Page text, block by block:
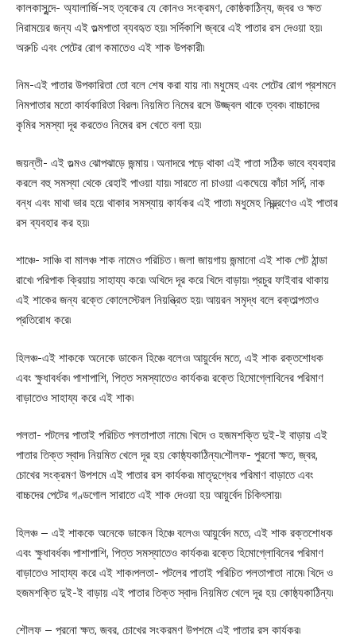
কালকাসুন্দে- অ্যালার্জি-সহ ত্বকের যে কোনও সংক্রমণ, কোষ্ঠকাঠিন্য, জ্বর ও ক্ষত
নিরাময়ের জন্য এই গুল্মপাতা ব্যবহৃত হয়৷ সর্দিকাশি জ্বরে এই পাতার রস দেওয়া হয়৷
অরুচি এবং পেটের রোগ কমাতেও এই শাক উপকারী৷
নিম-এই পাতার উপকারিতা তো বলে শেষ করা যায় না৷ মধুমেহ এবং পেটের রোগ প্রশমনে
নিমপাতার মতো কার্যকারিতা বিরল৷ নিয়মিত নিমের রসে উজ্জ্বল থাকে ত্বক৷ বাচ্চাদের
কৃমির সমস্যা দূর করতেও নিমের রস খেতে বলা হয়৷
জয়ন্তী- এই গুল্মও ঝোপঝাড়ে জন্মায় ৷ অনাদরে পড়ে থাকা এই পাতা সঠিক ভাবে ব্যবহার
করলে বহু সমস্যা থেকে রেহাই পাওয়া যায়৷ সারতে না চাওয়া একঘেয়ে কাঁচা সর্দি, নাক
বন্ধ এবং মাথা ভার হয়ে থাকার সমস্যায় কার্যকর এই পাতা৷ মধুমেহ নিয়্ন্ত্রণেও এই পাতার
রস ব্যবহার কর হয়৷
শাঞ্চে- সাঞ্চি বা মালঞ্চ শাক নামেও পরিচিত ৷ জলা জায়গায় জন্মানো এই শাক পেট ঠান্ডা
রাখে৷ পরিপাক ক্রিয়ায় সাহায্য করে৷ অখিদে দূর করে খিদে বাড়ায়৷ প্রচুর ফাইবার থাকায়
এই শাকের জন্য রক্তে কোলেস্টেরল নিয়ন্ত্রিত হয়৷ আয়রন সমৃদ্ধ বলে রক্তাল্পতাও
প্রতিরোধ করে৷
হিলঞ্চ-এই শাককে অনেকে ডাকেন হিঞ্চে বলেও৷ আয়ুর্বেদ মতে, এই শাক রক্তশোধক
এবং ক্ষুধাবর্ধক৷ পাশাপাশি, পিত্ত সমস্যাতেও কার্যকর৷ রক্তে হিমোগ্লোবিনের পরিমাণ
বাড়াতেও সাহায্য করে এই শাক৷
পলতা- পটলের পাতাই পরিচিত পলতাপাতা নামে৷ খিদে ও হজমশক্তি দুই-ই বাড়ায় এই
পাতার তিক্ত স্বাদ৷ নিয়মিত খেলে দূর হয় কোষ্ঠ্যকাঠিন্য৷শৌলফ- পুরনো ক্ষত, জ্বর,
চোখের সংক্রমণ উপশমে এই পাতার রস কার্যকর৷ মাতৃদুগ্ধের পরিমাণ বাড়াতে এবং
বাচ্চদের পেটের গণ্ডগোল সারাতে এই শাক দেওয়া হয় আয়ুর্বেদ চিকিৎসায়৷
হিলঞ্চ – এই শাককে অনেকে ডাকেন হিঞ্চে বলেও৷ আয়ুর্বেদ মতে, এই শাক রক্তশোধক
এবং ক্ষুধাবর্ধক৷ পাশাপাশি, পিত্ত সমস্যাতেও কার্যকর৷ রক্তে হিমোগ্লোবিনের পরিমাণ
বাড়াতেও সাহায্য করে এই শাক৷পলতা- পটলের পাতাই পরিচিত পলতাপাতা নামে৷ খিদে ও
হজমশক্তি দুই-ই বাড়ায় এই পাতার তিক্ত স্বাদ৷ নিয়মিত খেলে দূর হয় কোষ্ঠ্যকাঠিন্য৷
শৌলফ – পুরনো ক্ষত, জ্বর, চোখের সংক্রমণ উপশমে এই পাতার রস কার্যকর৷